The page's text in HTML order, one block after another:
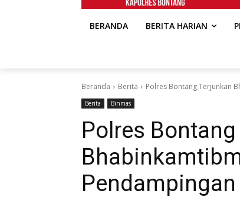
BERANDA BERITA HARIAN
Beranda Berita Polres Bontang Terjunkan
Berita Binmas
Polres